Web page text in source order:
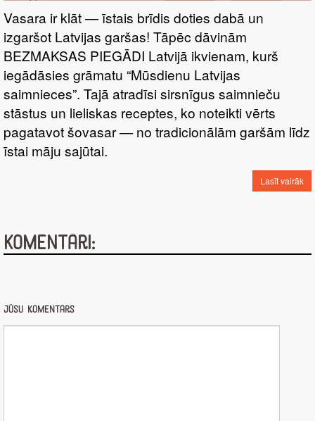
Vasara ir klāt — īstais brīdis doties dabā un
izgaršot Latvijas garšas! Tāpēc dāvinām
BEZMAKSAS PIEGĀDI Latvijā ikvienam, kurš
iegādāsies grāmatu “Mūsdienu Latvijas
saimnieces”. Tajā atradīsi sirsnīgus saimnieču
stāstus un lieliskas receptes, ko noteikti vērts
pagatavot šovasar — no tradicionālām garšām līdz
īstai māju sajūtai.
Lasīt vairāk
Komentāri:
Jūsu komentārs